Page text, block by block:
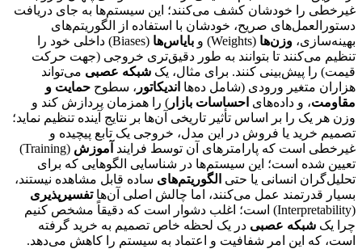
غیرخطی را خودشان کشف می‌کنند؛ این سیستم‌ها به جای دریافت
دستورالعمل‌های صریح، خودشان با استفاده از الگوریتم‌های
بهینه‌سازی، وزن‌ها (Weights) و بایاس‌ها
(Biases) داخلی خود را
تنظیم می‌کنند تا بتوانند به طور دقیق‌تری خروجی (جهت حرکت
قیمت) را پیش‌بینی کنند. برای مثال، یک شبکه عصبی می‌تواند
هزاران متغیر ورودی (شامل ده‌ها اندیکاتور ، سطوح حمایت و
مقاومت، و داده‌های احساسات بازار ) را همزمان پردازش کند و
وزن هر یک را بر اساس تأثیر تاریخی آن‌ها بر نتایج آینده تنظیم نماید؛
تصمیم خرید یا فروش در این مدل، خروجی یک تابع پیچیده و
غیرخطی است که پارامترهای آن توسط فرایند آموزش
(Training)
تعیین شده است؛ این سیستم‌ها در شناسایی الگوهایی که برای
تحلیل‌گران انسانی یا حتی الگوریتم‌های ساده قابل مشاهده نیستند،
بسیار قدرتمند عمل می‌کنند، اما چالش اصلی آن‌هاتفسیرپذیری
(Interpretability) است؛ اغلب دشوار است که دقیقاً مشخص کنیم
چرا یک شبکه عصبی در یک لحظه خاص تصمیم به خرید گرفته
است، که این امر شفافیت و اعتماد به سیستم را کاهش می‌دهد.